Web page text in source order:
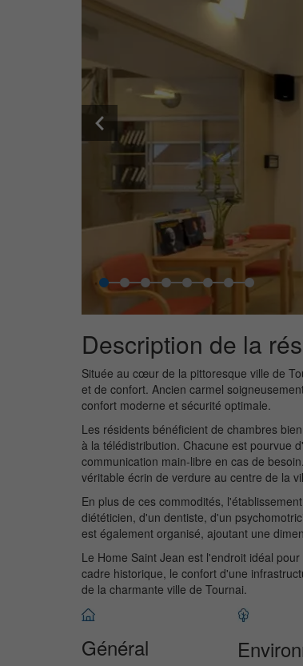
Description de la
Située au cœur de la pittoresque ville de
et de confort. Ancien carmel
confort moderne et sécurité optimale.
Les résidents bénéficient de chambres
à la télédistribution. Chacune est pourvue
communication main-libre en cas de
véritable écrin de verdure au centre de la
En plus de ces commodités,
diététicien, d'un dentiste, d'un
est également organisé, ajoutant une
Le Home Saint Jean est l'endroit idéal
cadre historique, le confort d'une
de la charmante ville de Tournai.
Général